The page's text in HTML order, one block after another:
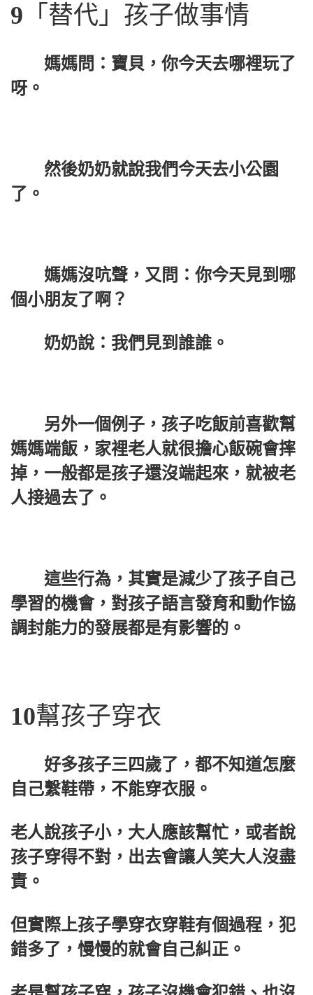
9 「替代」孩子做事情
媽媽問：寶貝，你今天去哪裡玩了
呀。
然後奶奶就說我們今天去小公園
了。
媽媽沒吭聲，又問：你今天見到哪
個小朋友了啊？
奶奶說：我們見到誰誰。
另外一個例子，孩子吃飯前喜歡幫
媽媽端飯，家裡老人就很擔心飯碗會摔
掉，一般都是孩子還沒端起來，就被老
人接過去了。
這些行為，其實是減少了孩子自己
學習的機會，對孩子語言發育和動作協
調封能力的發展都是有影響的。
10幫孩子穿衣
好多孩子三四歲了，都不知道怎麼
自己繫鞋帶，不能穿衣服。
老人說孩子小，大人應該幫忙，或者說
孩子穿得不對，出去會讓人笑大人沒盡
責。
但實際上孩子學穿衣穿鞋有個過程，犯
錯多了，慢慢的就會自己糾正。